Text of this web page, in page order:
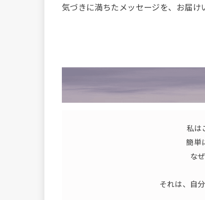
気づきに満ちたメッセージを、お届け
私は
簡単
な
それは、自